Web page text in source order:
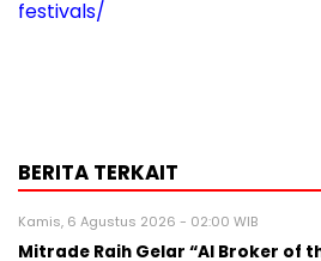
festivals/
BERITA TERKAIT
Kamis, 6 Agustus 2026 - 02:00 WIB
Mitrade Raih Gelar “AI Broker of